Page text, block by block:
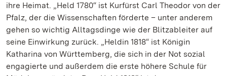
ihre Heimat. „Held 1780“ ist Kurfürst Carl Theodor von der
Pfalz, der die Wissenschaften förderte – unter anderem
gehen so wichtig Alltagsdinge wie der Blitzableiter auf
seine Einwirkung zurück. „Heldin 1818“ ist Königin
Katharina von Württemberg, die sich in der Not sozial
engagierte und außerdem die erste höhere Schule für